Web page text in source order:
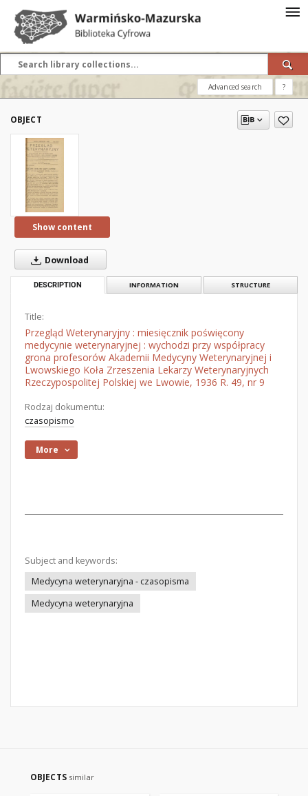
Advanced search ?
OBJECT
Show content
Download
DESCRIPTION INFORMATION STRUCTURE
Title:
Przegląd Weterynaryjny : miesięcznik poświęcony
medycynie weterynaryjnej : wychodzi przy współpracy
grona profesorów Akademii Medycyny Weterynaryjnej i
Lwowskiego Koła Zrzeszenia Lekarzy Weterynaryjnych
Rzeczypospolitej Polskiej we Lwowie, 1936 R. 49, nr 9
Rodzaj dokumentu:
czasopismo
More
Subject and keywords:
Medycyna weterynaryjna - czasopisma
Medycyna weterynaryjna
OBJECTS similar